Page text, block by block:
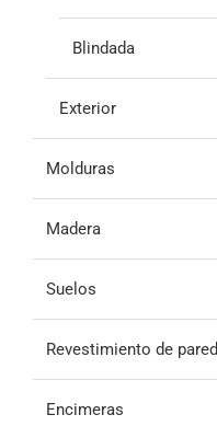
Blindada
Exterior
Molduras
Madera
Suelos
Revestimiento de pared
Encimeras